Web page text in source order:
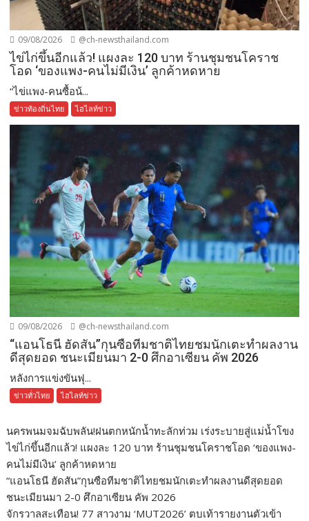
09/08/2026 @ch-newsthailand.com
ไข่ไก่ขึ้นอีกแล้ว! แผงละ 120 บาท ร้านชุมชนโคราช
โอด ‘ของแพง-คนไม่มีเงิน’ ลูกค้าหดหาย
“ไข่แพง-คนซื้อน้...
ข่าวท้องถิ่นไทย ไฮไลท์ข่าว
09/08/2026 @ch-newsthailand.com
“แอนโธนี ฮัดสัน”กุนซือทีมชาติไทยชมนักเตะทำผลงาน
ดีสุดยอด ชนะเมียนมา 2-0 ศึกอาเซียน คัพ 2026
หลังการแข่งขันฟุ...
ข่าวทั่วไทย ไฮไลท์ข่าว
นครพนมจมฉับพลัน!ฝนตกหนักน้ำทะลักท่วม เร่งระบายสู่แม่น้ำโขง
ไข่ไก่ขึ้นอีกแล้ว! แผงละ 120 บาท ร้านชุมชนโคราชโอด ‘ของแพง-
คนไม่มีเงิน’ ลูกค้าหดหาย
“แอนโธนี ฮัดสัน”กุนซือทีมชาติไทยชมนักเตะทำผลงานดีสุดยอด
ชนะเมียนมา 2-0 ศึกอาเซียน คัพ 2026
จักรวาลสะเทือน! 77 สาวงาม ‘MUT2026’ ตบเท้ารายงานตัวเข้า